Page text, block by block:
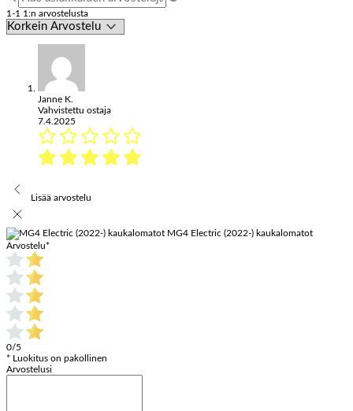
1-1 1:n arvostelusta
Janne K.
Vahvistettu ostaja
7.4.2025
Lisää arvostelu
MG4 Electric (2022-) kaukalomatot
Arvostelu*
0/5
* Luokitus on pakollinen
Arvostelusi